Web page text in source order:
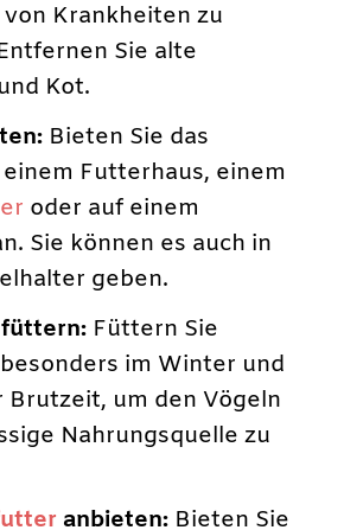
Krankheiten zu
Sie alte
Kot.
Bieten Sie das
Futterhaus, einem
oder auf einem
Sie können es auch in
geben.
Füttern Sie
im Winter und
um den Vögeln
Nahrungsquelle zu
anbieten: Bieten Sie